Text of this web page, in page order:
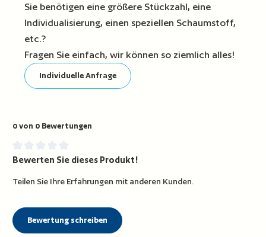
Sie benötigen eine größere Stückzahl, eine
Individualisierung, einen speziellen Schaumstoff,
etc.?
Fragen Sie einfach, wir können so ziemlich alles!
Individuelle Anfrage
0 von 0 Bewertungen
Durchschnittliche Bewertung von 0 von 5 Sternen
Bewerten Sie dieses Produkt!
Teilen Sie Ihre Erfahrungen mit anderen Kunden.
Bewertung schreiben